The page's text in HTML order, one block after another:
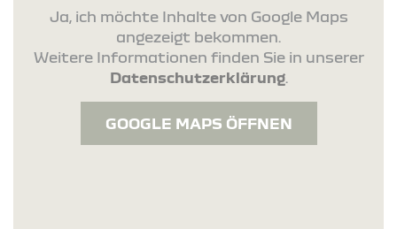
Ja, ich möchte Inhalte von Google Maps
angezeigt bekommen.
Weitere Informationen finden Sie in unserer
Datenschutzerklärung.
GOOGLE MAPS ÖFFNEN